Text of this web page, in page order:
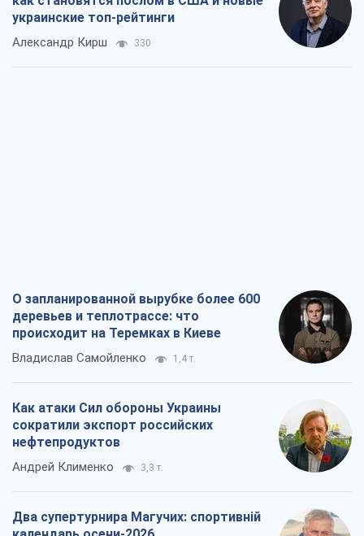
украинские топ-рейтинги
Александр Кирш 330
О запланированной вырубке более 600
деревьев и теплотрассе: что
происходит на Теремках в Киеве
Владислав Самойленко 1,4 т.
Как атаки Сил обороны Украины
сократили экспорт российских
нефтепродуктов
Андрей Клименко 3,3 т.
Два супертурнира Магучих: спортивній